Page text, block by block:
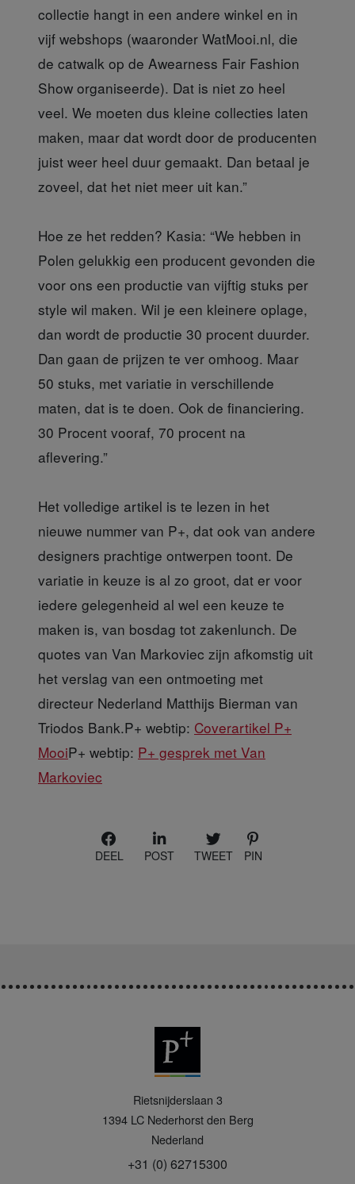
collectie hangt in een andere winkel en in
vijf webshops (waaronder WatMooi.nl, die
de catwalk op de Awearness Fair Fashion
Show organiseerde). Dat is niet zo heel
veel. We moeten dus kleine collecties laten
maken, maar dat wordt door de producenten
juist weer heel duur gemaakt. Dan betaal je
zoveel, dat het niet meer uit kan.”
Hoe ze het redden? Kasia: “We hebben in
Polen gelukkig een producent gevonden die
voor ons een productie van vijftig stuks per
style wil maken. Wil je een kleinere oplage,
dan wordt de productie 30 procent duurder.
Dan gaan de prijzen te ver omhoog. Maar
50 stuks, met variatie in verschillende
maten, dat is te doen. Ook de financiering.
30 Procent vooraf, 70 procent na
aflevering.”
Het volledige artikel is te lezen in het
nieuwe nummer van P+, dat ook van andere
designers prachtige ontwerpen toont. De
variatie in keuze is al zo groot, dat er voor
iedere gelegenheid al wel een keuze te
maken is, van bosdag tot zakenlunch. De
quotes van Van Markoviec zijn afkomstig uit
het verslag van een ontmoeting met
directeur Nederland Matthijs Bierman van
Triodos Bank.P+ webtip: Coverartikel P+
MooiP+ webtip: P+ gesprek met Van
Markoviec
DEEL POST TWEET PIN
Rietsnijderslaan 3
1394 LC Nederhorst den Berg
Nederland
+31 (0) 62715300